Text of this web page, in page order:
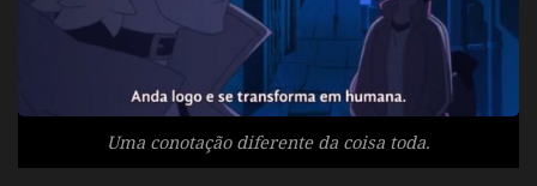
Uma conotação diferente da coisa toda.